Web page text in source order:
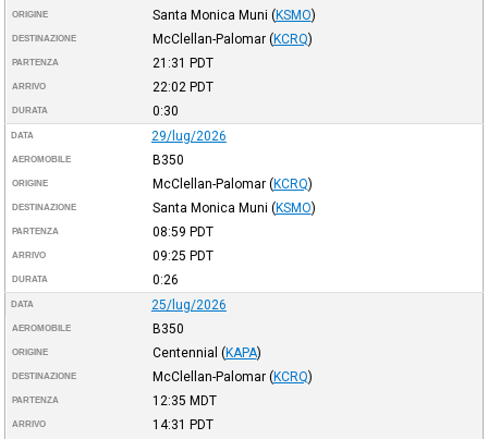
ORIGINE Santa Monica Muni (KSMO)
DESTINAZIONE McClellan-Palomar (KCRQ)
PARTENZA 21:31 PDT
ARRIVO 22:02 PDT
DURATA 0:30
DATA 29/lug/2026
AEROMOBILE B350
ORIGINE McClellan-Palomar (KCRQ)
DESTINAZIONE Santa Monica Muni (KSMO)
PARTENZA 08:59 PDT
ARRIVO 09:25 PDT
DURATA 0:26
DATA 25/lug/2026
AEROMOBILE B350
ORIGINE Centennial (KAPA)
DESTINAZIONE McClellan-Palomar (KCRQ)
PARTENZA 12:35 MDT
ARRIVO 14:31 PDT